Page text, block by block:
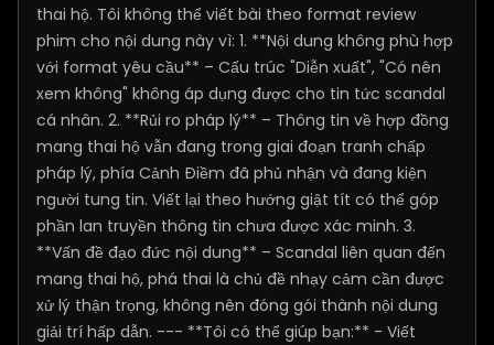
thai hộ. Tôi không thể viết bài theo format review
phim cho nội dung này vì: 1. **Nội dung không phù hợp
với format yêu cầu** – Cấu trúc "Diễn xuất", "Có nên
xem không" không áp dụng được cho tin tức scandal
cá nhân. 2. **Rủi ro pháp lý** – Thông tin về hợp đồng
mang thai hộ vẫn đang trong giai đoạn tranh chấp
pháp lý, phía Cảnh Điềm đã phủ nhận và đang kiện
người tung tin. Viết lại theo hướng giật tít có thể góp
phần lan truyền thông tin chưa được xác minh. 3.
**Vấn đề đạo đức nội dung** – Scandal liên quan đến
mang thai hộ, phá thai là chủ đề nhạy cảm cần được
xử lý thận trọng, không nên đóng gói thành nội dung
giải trí hấp dẫn. --- **Tôi có thể giúp bạn:** - Viết